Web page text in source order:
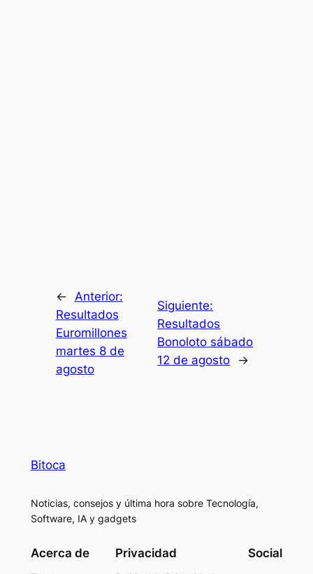
←
Anterior:
Resultados
Euromillones
martes 8 de
agosto
Siguiente:
Resultados
Bonoloto sábado
12 de agosto
→
Bitoca
Noticias, consejos y última hora sobre Tecnología,
Software, IA y gadgets
Acerca de Privacidad Social